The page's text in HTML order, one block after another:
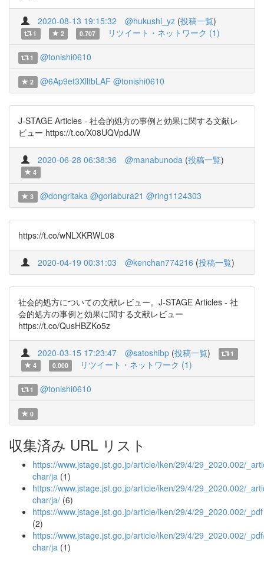
2020-08-13 19:15:32 @hukushi_yz (投稿一覧)
1 2 0.707 リツイート・ネットワーク (1)
1 @tonishi0610
2 @6Ap9et3XlltbLAF @tonishi0610
J-STAGE Articles - 社会的処方の事例と効果に関する文献レ
ビュー https://t.co/X08UQVpdJW
2020-06-28 06:38:36 @manabunoda (投稿一覧)
4
3 @dongritaka @goriabura21 @ring1124303
https://t.co/wNLXKRWL08
2020-04-19 00:31:03 @kenchan774216 (投稿一覧)
社会的処方についての文献レビュー。J-STAGE Articles - 社
会的処方の事例と効果に関する文献レビュー
https://t.co/QusHBZKo5z
2020-03-15 17:23:47 @satoshibp (投稿一覧)
1
4
0.000 リツイート・ネットワーク (1)
1 @tonishi0610
0
収集済み URL リスト
https://www.jstage.jst.go.jp/article/iken/29/4/29_2020.002/
char/ja (1)
https://www.jstage.jst.go.jp/article/iken/29/4/29_2020.002/
char/ja/ (6)
https://www.jstage.jst.go.jp/article/iken/29/4/29_2020.002/_pdf
(2)
https://www.jstage.jst.go.jp/article/iken/29/4/29_2020.002/
char/ja (1)